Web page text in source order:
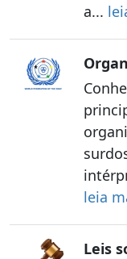
a...
leia
Leis